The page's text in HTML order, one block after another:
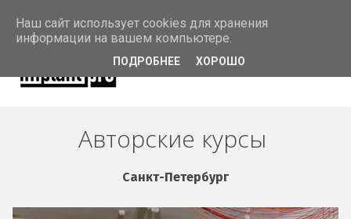
Авторские курсы
Санкт-Петербург
Наш сайт использует cookies для хранения
информации на вашем компьютере.
ПОДРОБНЕЕ ХОРОШО